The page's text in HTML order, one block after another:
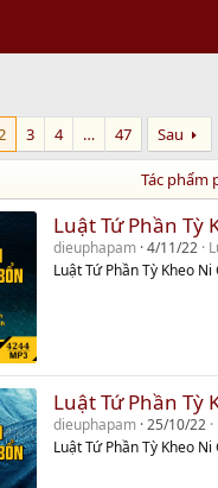
3 4 … 47 Sau
Tác phẩm
Luật Tứ Phần Tỳ
dieuphapam 4/11/22
Luật Tứ Phần Tỳ Kheo
Luật Tứ Phần Tỳ
dieuphapam 25/10/22
Luật Tứ Phần Tỳ Kheo